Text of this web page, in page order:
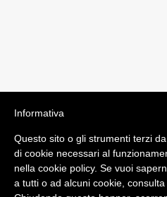
by
Termini e Condizioni di
ITA:
Informativa
Questo sito o gli strumenti terzi
di cookie necessari al
nella cookie policy. Se vuoi
a tutti o ad alcuni cookie, consulta